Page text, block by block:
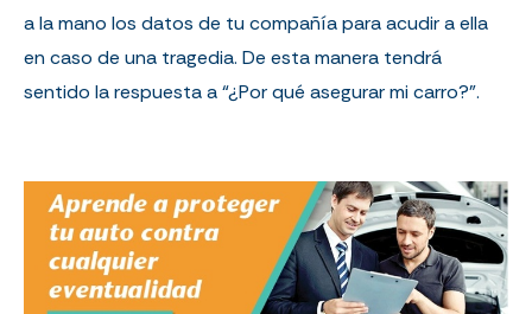
a la mano los datos de tu compañía para acudir a ella
en caso de una tragedia. De esta manera tendrá
sentido la respuesta a “¿Por qué asegurar mi carro?”.